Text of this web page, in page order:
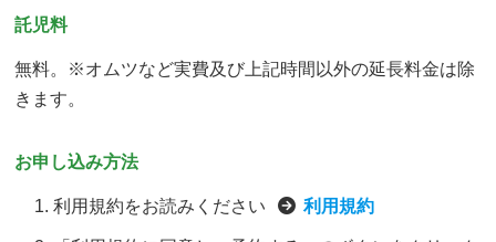
託児料
無料。※オムツなど実費及び上記時間以外の延長料金は除
きます。
お申し込み方法
利用規約をお読みください 利用規約